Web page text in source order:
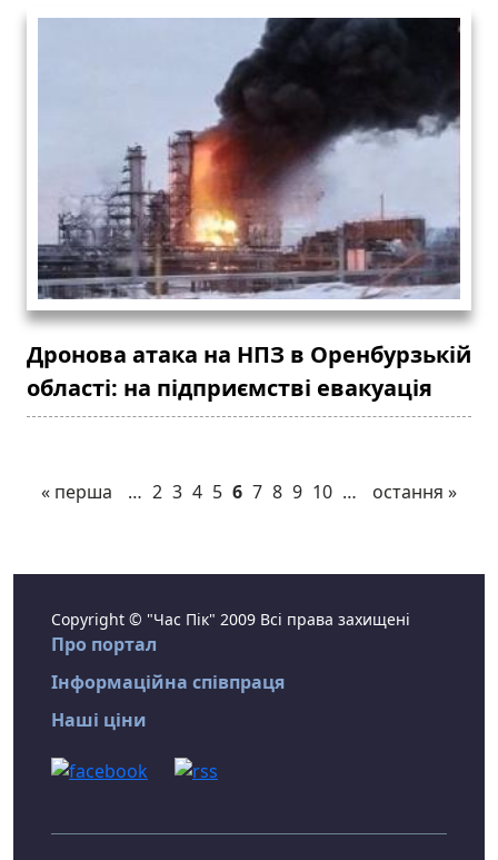
Дронова атака на НПЗ в Оренбурзькій
області: на підприємстві евакуація
« перша … 2 3 4 5 6 7 8 9 10 … остання »
Copyright © "Час Пік" 2009 Всі права захищені
Про портал
Інформаційна співпраця
Наші ціни